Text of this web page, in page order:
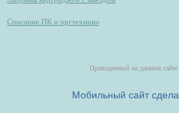
Списание ПК и оргтехники
Приведенный на данном
Мобильный сайт